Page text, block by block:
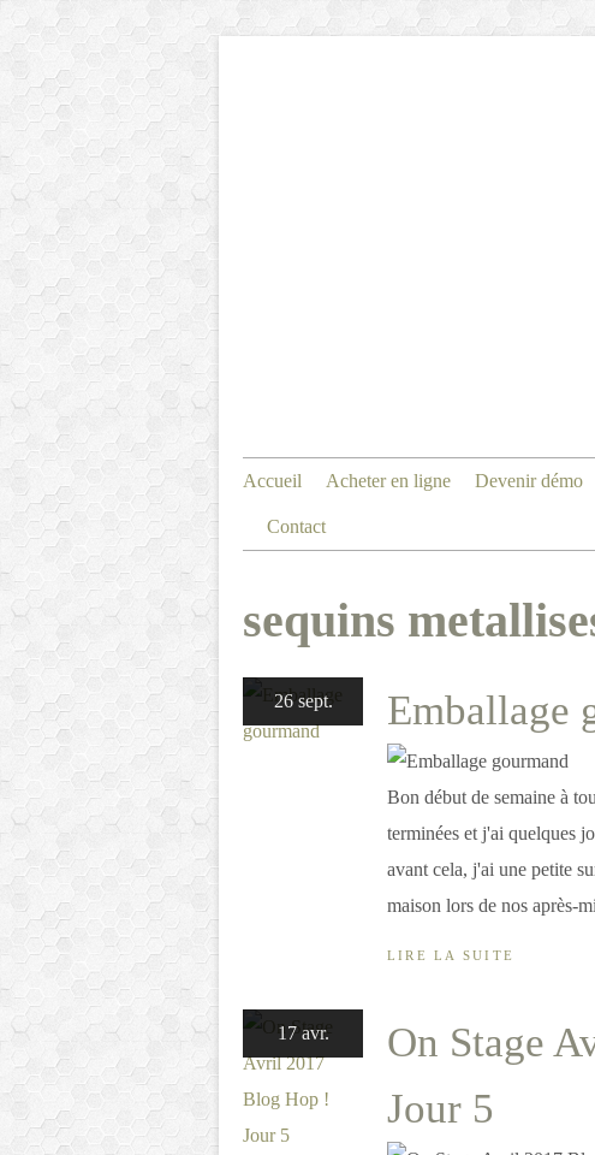
Accueil Acheter en ligne Devenir démo
Contact
sequins
26 sept. Emballage
Bon début de semaine à
terminées et j'ai quelques
avant cela, j'ai une petite
maison lors de nos après-
LIRE LA SUITE
17 avr.
On Stage
Jour 5